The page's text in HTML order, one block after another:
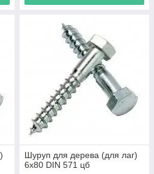
Шуруп для дерева (для лаг)
6х80 DIN 571 цб